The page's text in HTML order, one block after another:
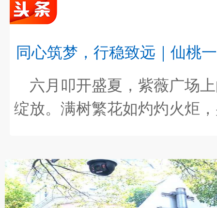
同心筑梦，行稳致远｜仙桃
六月叩开盛夏，紫薇广场
绽放。满树繁花如灼灼火炬
回响”教育信念的深情印证。
同心筑梦，行稳致远｜仙桃一中2026春季期末…